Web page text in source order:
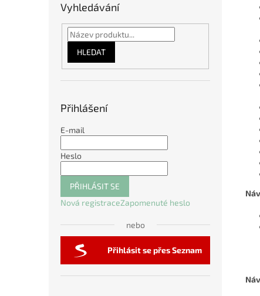
Vyhledávání
HLEDAT
Přihlášení
E-mail
Heslo
PŘIHLÁSIT SE
Nová registraceZapomenuté heslo
nebo
Přihlásit se přes Seznam